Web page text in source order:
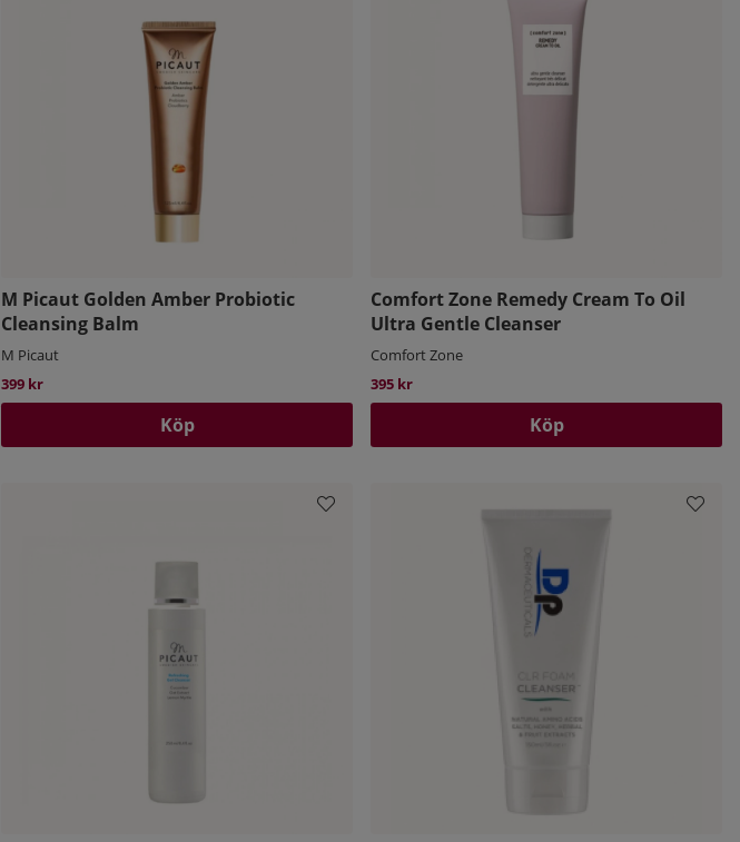
M Picaut Golden Amber Probiotic
Cleansing Balm
M Picaut
399 kr
Köp
Comfort Zone Remedy Cream To Oil
Ultra Gentle Cleanser
Comfort Zone
395 kr
Köp